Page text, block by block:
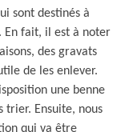
sont destinés à
En fait, il est à noter
des gravats
de les enlever.
une benne
trier. Ensuite, nous
qui va être